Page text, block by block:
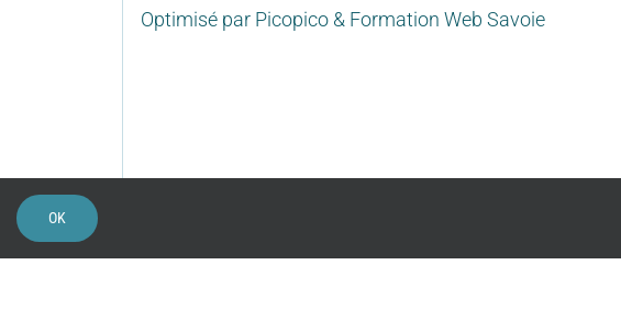
Optimisé par Picopico & Formation Web Savoie
OK